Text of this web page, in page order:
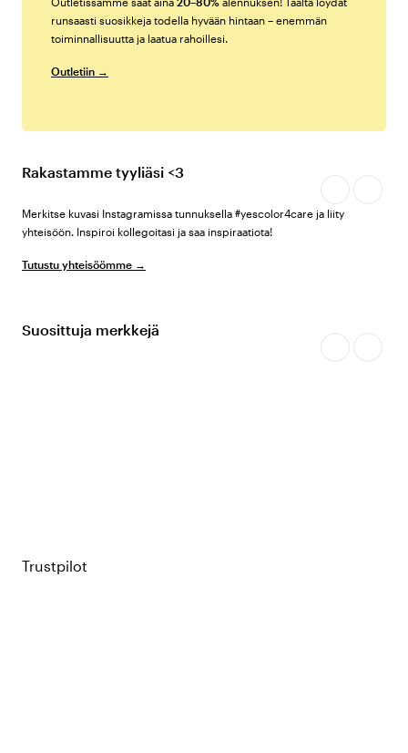
runsaasti suosikkeja todella hyvään hintaan – enemmän
toiminnallisuutta ja laatua rahoillesi.
Outletiin →
Rakastamme tyyliäsi <3
Merkitse kuvasi Instagramissa tunnuksella #yescolor4care ja liity
yhteisöön. Inspiroi kollegoitasi ja saa inspiraatiota!
Tutustu yhteisöömme →
Suosittuja merkkejä
Trustpilot